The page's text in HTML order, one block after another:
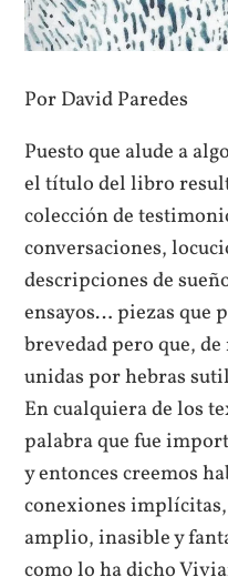
Por David Paredes
Puesto que alude a
el título del libro
colección de
conversaciones,
descripciones de
ensayos… piezas que
brevedad pero que,
unidas por hebras
En cualquiera de los
palabra que fue
y entonces creemos
conexiones
amplio, inasible y
como lo ha dicho